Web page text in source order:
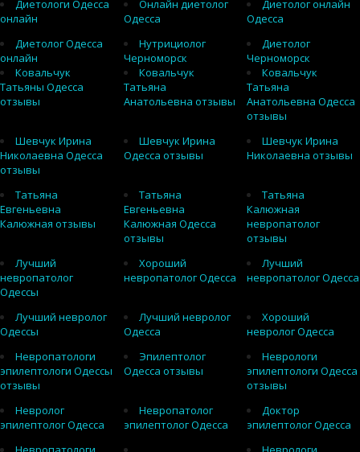
Диетологи Одесса
онлайн
Онлайн диетолог
Одесса
Диетолог онлайн
Одесса
Диетолог Одесса
онлайн
Нутрициолог
Черноморск
Диетолог
Черноморск
Ковальчук
Татьяны Одесса
отзывы
Ковальчук
Татьяна
Анатольевна отзывы
Ковальчук
Татьяна
Анатольевна Одесса
отзывы
Шевчук Ирина
Николаевна Одесса
отзывы
Шевчук Ирина
Одесса отзывы
Шевчук Ирина
Николаевна отзывы
Татьяна
Евгеньевна
Калюжная отзывы
Татьяна
Евгеньевна
Калюжная Одесса
отзывы
Татьяна
Калюжная
невропатолог
отзывы
Лучший
невропатолог
Одессы
Хороший
невропатолог Одесса
Лучший
невропатолог Одесса
Лучший невролог
Одессы
Лучший невролог
Одесса
Хороший
невролог Одесса
Невропатологи
эпилептологи Одессы
отзывы
Эпилептолог
Одесса отзывы
Неврологи
эпилептологи Одесса
отзывы
Невролог
эпилептолог Одесса
Невропатолог
эпилептолог Одесса
Доктор
эпилептолог Одесса